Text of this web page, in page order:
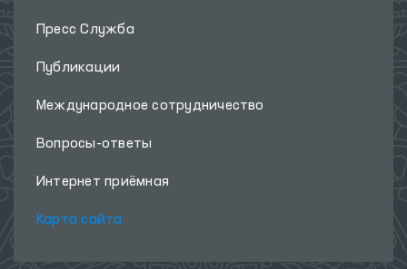
Пресс Служба
Публикации
Международное сотрудничество
Вопросы-ответы
Интернет приёмная
Карта сайта